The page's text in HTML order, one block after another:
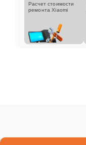
Расчет стоимости
ремонта Xiaomi